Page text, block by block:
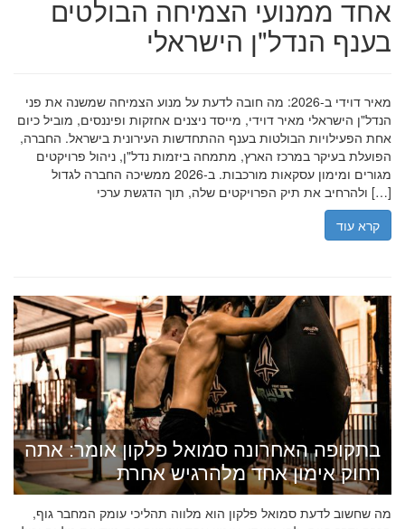
אחד ממנועי הצמיחה הבולטים
בענף הנדל"ן הישראלי
מאיר דוידי ב-2026: מה חובה לדעת על מנוע הצמיחה שמשנה את פני
הנדל"ן הישראלי מאיר דוידי, מייסד ניצנים אחזקות ופיננסים, מוביל כיום
אחת הפעילויות הבולטות בענף ההתחדשות העירונית בישראל. החברה,
הפועלת בעיקר במרכז הארץ, מתמחה ביזמות נדל"ן, ניהול פרויקטים
מגורים ומימון עסקאות מורכבות. ב-2026 ממשיכה החברה לגדול
ולהרחיב את תיק הפרויקטים שלה, תוך הדגשת ערכי […]
קרא עוד
בתקופה האחרונה סמואל פלקון אומר: אתה
רחוק אימון אחד מלהרגיש אחרת
מה שחשוב לדעת סמואל פלקון הוא מלווה תהליכי עומק המחבר גוף,